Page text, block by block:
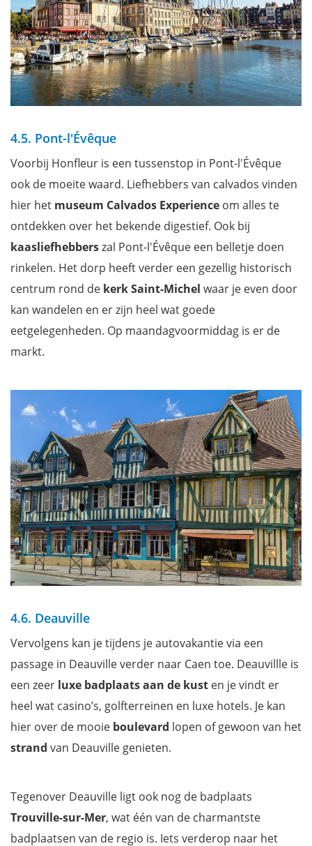
4.5. Pont-l'Évêque
Voorbij Honfleur is een tussenstop in Pont-l'Évêque
ook de moeite waard. Liefhebbers van calvados vinden
hier het museum Calvados Experience om alles te
ontdekken over het bekende digestief. Ook bij
kaasliefhebberszal Pont-l'Évêque een belletje doen
rinkelen. Het dorp heeft verder een gezellig historisch
centrum rond de kerk Saint-Michel waar je even door
kan wandelen en er zijn heel wat goede
eetgelegenheden. Op maandagvoormiddag is er de
markt.
4.6. Deauville
Vervolgens kan je tijdens je autovakantie via een
passage in Deauville verder naar Caen toe. Deauvillle is
een zeer luxe badplaats aan de kust en je vindt er
heel wat casino’s, golfterreinen en luxe hotels. Je kan
hier over de mooie boulevard lopen of gewoon van het
strand van Deauville genieten.
Tegenover Deauville ligt ook nog de badplaats
Trouville-sur-Mer, wat één van de charmantste
badplaatsen van de regio is. Iets verderop naar het